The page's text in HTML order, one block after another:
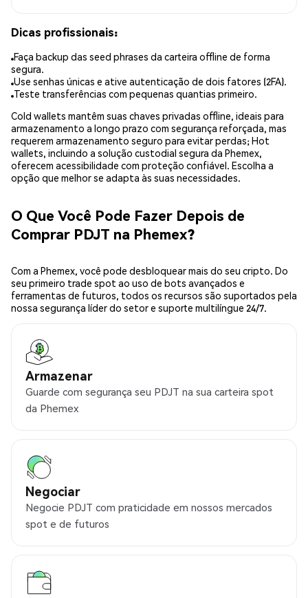
Dicas profissionais:
Faça backup das seed phrases da carteira offline de forma
segura.
Use senhas únicas e ative autenticação de dois fatores (2FA).
Teste transferências com pequenas quantias primeiro.
Cold wallets mantêm suas chaves privadas offline, ideais para
armazenamento a longo prazo com segurança reforçada, mas
requerem armazenamento seguro para evitar perdas; Hot
wallets, incluindo a solução custodial segura da Phemex,
oferecem acessibilidade com proteção confiável. Escolha a
opção que melhor se adapta às suas necessidades.
O Que Você Pode Fazer Depois de
Comprar PDJT na Phemex?
Com a Phemex, você pode desbloquear mais do seu cripto. Do
seu primeiro trade spot ao uso de bots avançados e
ferramentas de futuros, todos os recursos são suportados pela
nossa segurança líder do setor e suporte multilíngue 24/7.
Armazenar
Guarde com segurança seu PDJT na sua carteira spot
da Phemex
Negociar
Negocie PDJT com praticidade em nossos mercados
spot e de futuros